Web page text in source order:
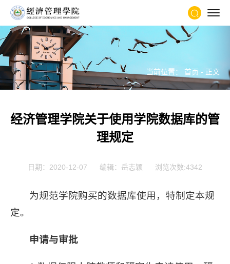
当前位置： 首页 - 正文
经济管理学院关于使用学院数据库的管
理规定
日期：2020-12-07 编辑：岳志颖 浏览次数:4342
为规范学院购买的数据库使用，特制定本规
定。
申请与审批